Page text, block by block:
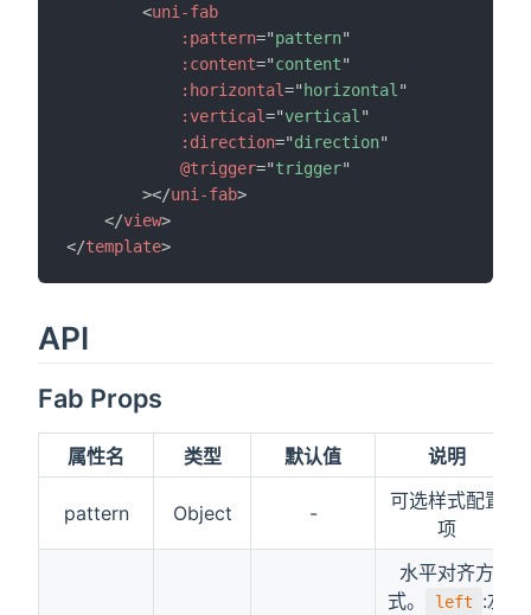
<uni-fab
:pattern="pattern"
:content="content"
:horizontal=" horizontal "
:vertical="vertical "
:direction="direction"
@trigger="trigger"
></uni-fab>
</view>
</template>
API
Fab Props
属性名 类型 默认值 说明
pattern Object -
可选样式配置
项
水平对齐方
式。
left
:左